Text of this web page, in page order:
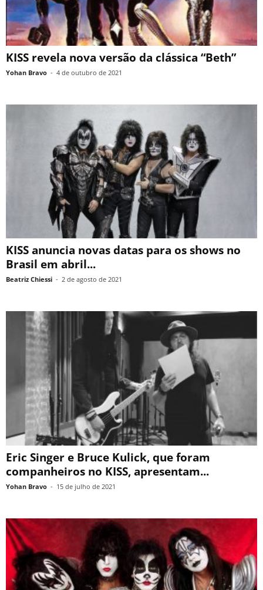
KISS revela nova versão da clássica “Beth”
Yohan Bravo - 4 de outubro de 2021
KISS anuncia novas datas para os shows no
Brasil em abril...
Beatriz Chiessi - 2 de agosto de 2021
Eric Singer e Bruce Kulick, que foram
companheiros no KISS, apresentam...
Yohan Bravo - 15 de julho de 2021